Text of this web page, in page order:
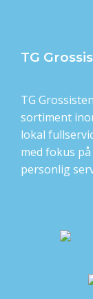
TG
TG
sortiment
lokal
med fokus
personlig